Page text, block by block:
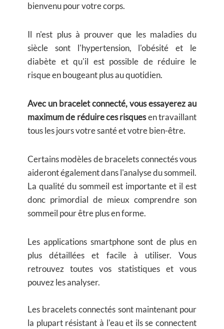
bienvenu pour votre corps.
Il n'est plus à prouver que les maladies du
siècle sont l'hypertension, l'obésité et le
diabète et qu'il est possible de réduire le
risque en bougeant plus au quotidien.
Avec un bracelet connecté, vous essayerez au
maximum de réduire ces risquesen travaillant
tous les jours votre santé et votre bien-être.
Certains modèles de bracelets connectés vous
aideront également dans l'analyse du sommeil.
La qualité du sommeil est importante et il est
donc primordial de mieux comprendre son
sommeil pour être plus en forme.
Les applications smartphone sont de plus en
plus détaillées et facile à utiliser. Vous
retrouvez toutes vos statistiques et vous
pouvez les analyser.
Les bracelets connectés sont maintenant pour
la plupart résistant à l'eau et ils se connectent